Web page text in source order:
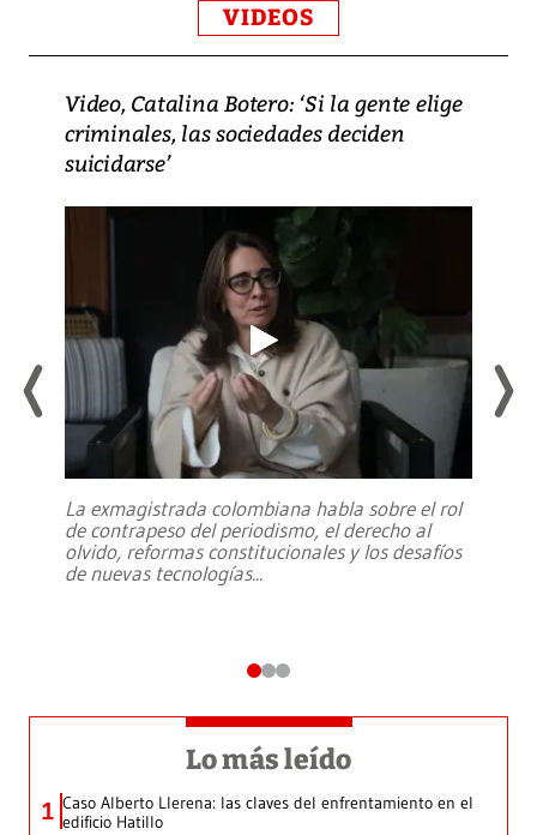
VIDEOS
Video, Catalina Botero: ‘Si la gente elige
criminales, las sociedades deciden
suicidarse’
La exmagistrada colombiana habla sobre el rol
de contrapeso del periodismo, el derecho al
olvido, reformas constitucionales y los desafíos
de nuevas tecnologías...
Lo más leído
1 Caso Alberto Llerena: las claves del enfrentamiento en el
edificio Hatillo